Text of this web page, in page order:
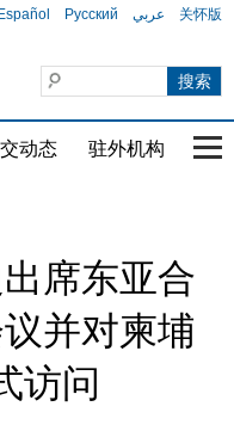
Español Русский عربي 关怀版
动态 驻外机构 国
席东亚合
并对柬埔
访问